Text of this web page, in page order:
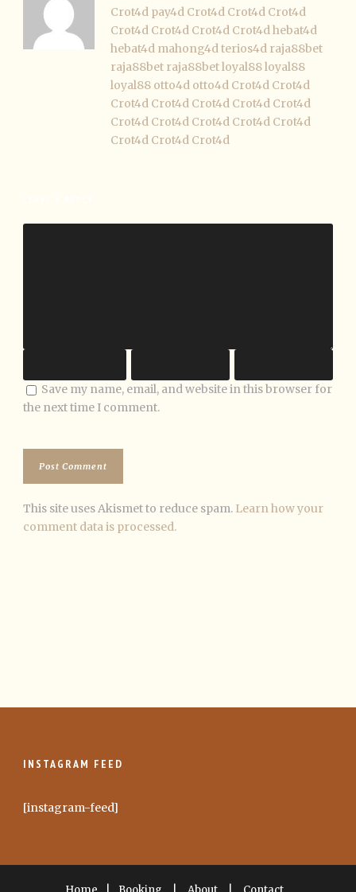
Crot4d pay4d Crot4d Crot4d Crot4d
Crot4d Crot4d Crot4d Crot4dhebat4d
hebat4d mahong4dterios4d raja88bet
raja88bet raja88betloyal88loyal88
loyal88 otto4d otto4d Crot4d Crot4d
Crot4d Crot4d Crot4d Crot4d Crot4d
Crot4d Crot4d Crot4d Crot4d Crot4d
Crot4d Crot4d Crot4d
Save my name, email, and website in this browser for
the next time I comment.
This site uses Akismet to reduce spam. Learn how your
comment data is processed.
INSTAGRAM FEED
[instagram-feed]